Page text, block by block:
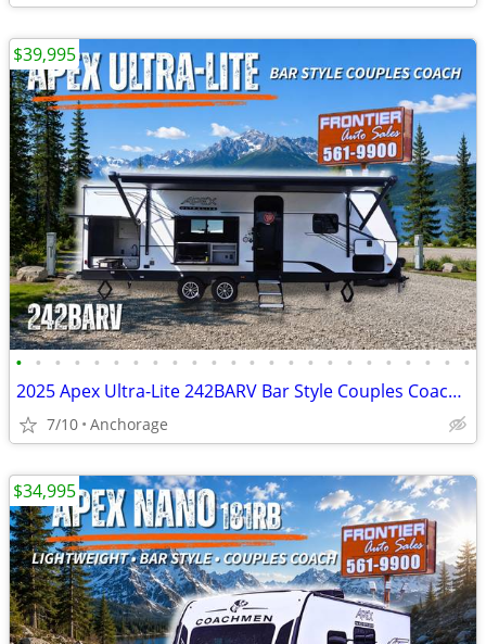
• • • • • • • • • • • • • • • • • • • • • • • •
2025 Apex Ultra-Lite 242BARV Bar Style Couples Coach Travel Trailer
7/10 Anchorage
$39,995
$34,995